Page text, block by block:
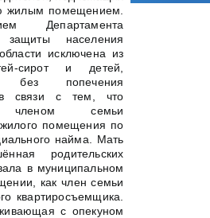
жилым помещением.
Департамента
защиты населения
исключена из
сирот и детей,
без попечения
в связи с тем, что
членом семьи
помещения по
найма. Мать
родительских
в муниципальном
как член семьи
квартиросъемщика.
с опекуном